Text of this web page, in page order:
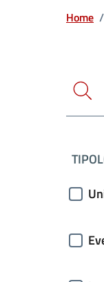
Ricerca
Home /